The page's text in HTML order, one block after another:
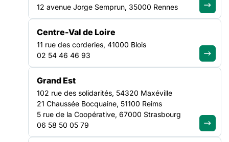
La force d'un collectif uni
mouvement et
devenez adhérent
Adhérer à la FAS
12 avenue Jorge Semprun, 35000 Rennes
Centre-Val de Loire
11 rue des corderies, 41000 Blois
02 54 46 46 93
Grand Est
102 rue des solidarités, 54320 Maxéville
21 Chaussée Bocquaine, 51100 Reims
5 rue de la Coopérative, 67000 Strasbourg
06 58 50 05 79